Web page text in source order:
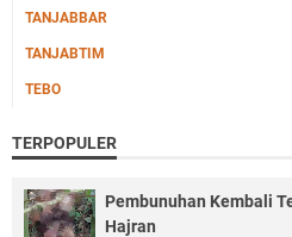
TANJABBAR
TANJABTIM
TEBO
TERPOPULER
Pembunuhan Kembali
Hajran